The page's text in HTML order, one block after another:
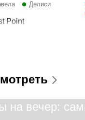
Делиси
Point